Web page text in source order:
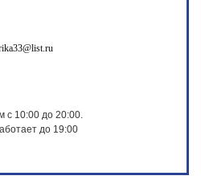
с 10:00 до 20:00.
до 19:00